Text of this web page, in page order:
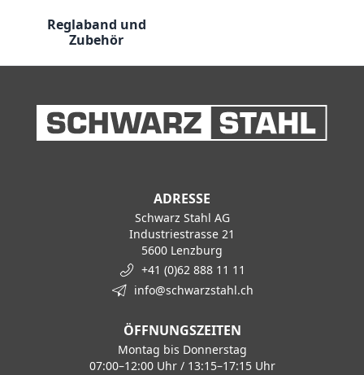
Reglaband und
Zubehör
ADRESSE
Schwarz Stahl AG
Industriestrasse 21
5600 Lenzburg
+41 (0)62 888 11 11
info@schwarzstahl.ch
ÖFFNUNGSZEITEN
Montag bis Donnerstag
07:00–12:00 Uhr / 13:15–17:15 Uhr